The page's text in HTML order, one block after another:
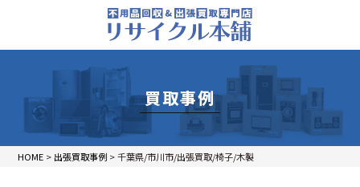
買取事例
HOME > 出張買取事例 >千葉県/市川市/出張買取/椅子/木製